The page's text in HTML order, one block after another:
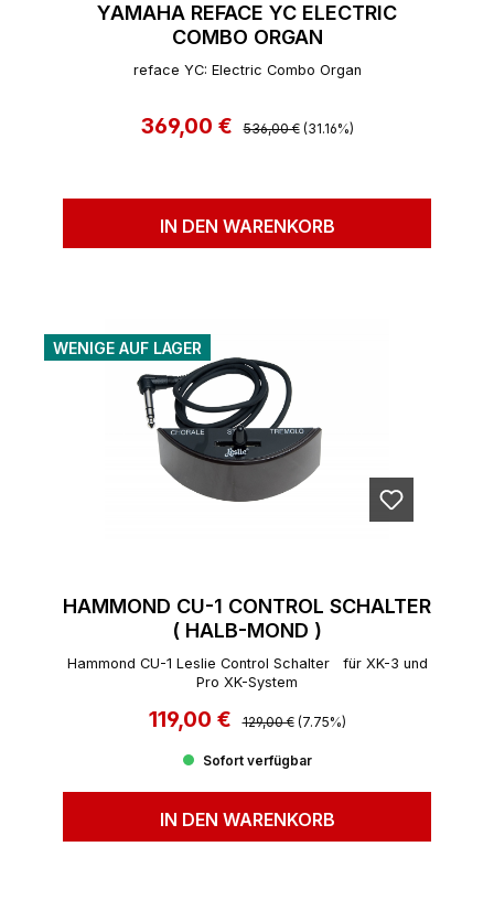
YAMAHA REFACE YC ELECTRIC
COMBO ORGAN
reface YC: Electric Combo Organ
Verkaufspreis:
369,00 € Regulärer Preis:
536,00 € (31.16%)
IN DEN WARENKORB
WENIGE AUF LAGER
HAMMOND CU-1 CONTROL SCHALTER
( HALB-MOND )
Hammond CU-1 Leslie Control Schalter für XK-3 und
Pro XK-System
Verkaufspreis:
119,00 € Regulärer Preis:
129,00 € (7.75%)
Sofort verfügbar
IN DEN WARENKORB